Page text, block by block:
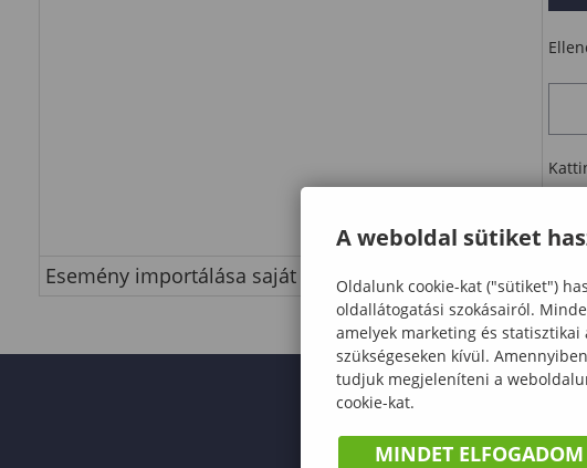
Esemény importálása saját naptárba
A weboldal sütiket
Oldalunk cookie-kat ("sütiket")
oldallátogatási szokásairól.
amelyek marketing és
szükségeseken kívül.
tudjuk megjeleníteni a
cookie-kat.
MINDET ELFOGADOM